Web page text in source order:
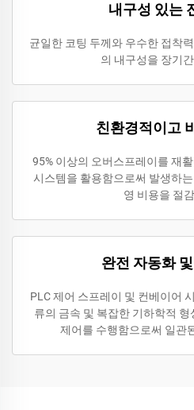
내구성 있는
균일한 코팅 두께와 우수한 접착
의 내구성을 장기
친환경적이고
95% 이상의 오버스프레이를 재
시스템을 활용함으로써 발생하
영 비용을 절
완전 자동화
PLC 제어 스프레이 및 컨베이어
류의 금속 및 복잡한 기하학적
제어를 수행함으로써 일관